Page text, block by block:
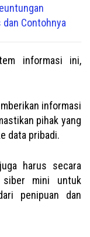
Contohnya
informasi ini,
informasi
pihak yang
data pribadi.
harus secara
siber mini untuk
penipuan dan